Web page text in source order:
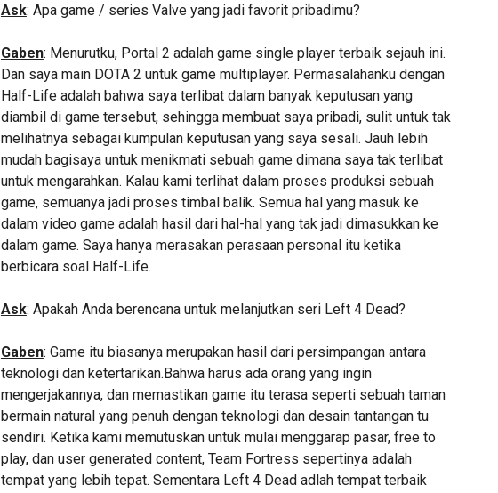
Ask: Apa game / series Valve yang jadi favorit pribadimu?
Gaben: Menurutku, Portal 2 adalah game single player terbaik sejauh ini.
Dan saya main DOTA 2 untuk game multiplayer. Permasalahanku dengan
Half-Life adalah bahwa saya terlibat dalam banyak keputusan yang
diambil di game tersebut, sehingga membuat saya pribadi, sulit untuk tak
melihatnya sebagai kumpulan keputusan yang saya sesali. Jauh lebih
mudah bagisaya untuk menikmati sebuah game dimana saya tak terlibat
untuk mengarahkan. Kalau kami terlihat dalam proses produksi sebuah
game, semuanya jadi proses timbal balik. Semua hal yang masuk ke
dalam video game adalah hasil dari hal-hal yang tak jadi dimasukkan ke
dalam game. Saya hanya merasakan perasaan personal itu ketika
berbicara soal Half-Life.
Ask: Apakah Anda berencana untuk melanjutkan seri Left 4 Dead?
Gaben: Game itu biasanya merupakan hasil dari persimpangan antara
teknologi dan ketertarikan.Bahwa harus ada orang yang ingin
mengerjakannya, dan memastikan game itu terasa seperti sebuah taman
bermain natural yang penuh dengan teknologi dan desain tantangan tu
sendiri. Ketika kami memutuskan untuk mulai menggarap pasar, free to
play, dan user generated content, Team Fortress sepertinya adalah
tempat yang lebih tepat. Sementara Left 4 Dead adlah tempat terbaik